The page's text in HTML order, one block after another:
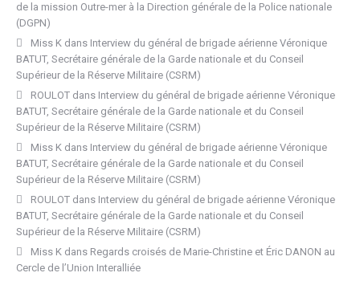
de la mission Outre-mer à la Direction générale de la Police nationale
(DGPN)
Miss K dans Interview du général de brigade aérienne Véronique
BATUT, Secrétaire générale de la Garde nationale et du Conseil
Supérieur de la Réserve Militaire (CSRM)
ROULOT dans Interview du général de brigade aérienne Véronique
BATUT, Secrétaire générale de la Garde nationale et du Conseil
Supérieur de la Réserve Militaire (CSRM)
Miss K dans Interview du général de brigade aérienne Véronique
BATUT, Secrétaire générale de la Garde nationale et du Conseil
Supérieur de la Réserve Militaire (CSRM)
ROULOT dans Interview du général de brigade aérienne Véronique
BATUT, Secrétaire générale de la Garde nationale et du Conseil
Supérieur de la Réserve Militaire (CSRM)
Miss K dans Regards croisés de Marie-Christine et Éric DANON au
Cercle de l’Union Interalliée